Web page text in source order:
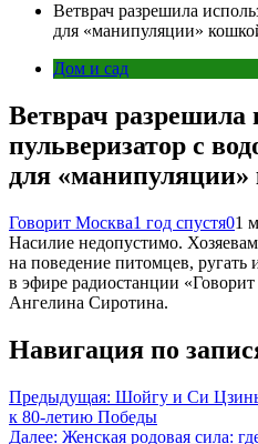
Ветврач разрешила
для «манипуляции»
Дом и сад
Ветврач разрешила
пульверизатор с
для
Говорит Москва1 год спустя01
Насилие недопустимо. Хозяевам
на поведение питомцев, ругать
в эфире радиостанции
Ангелина Сиротина.
Навигация по
Предыдущая: Шойгу и Си
к 80-летию Победы
Далее: Женская родовая сила: